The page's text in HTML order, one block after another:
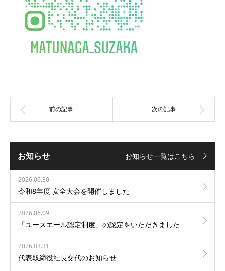
お知らせ お知らせ一覧はこちら
2026.06.30
令和8年度 安全大会を開催しました
2026.06.09
「ユースエール認定制度」の認定をいただきました
2026.03.31
代表取締役社長交代のお知らせ